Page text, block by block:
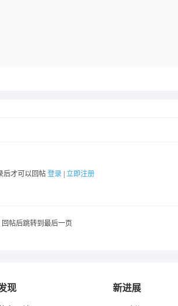
后才可以回帖 登录 立即注册
回帖后跳转到最后一页
现 新进展